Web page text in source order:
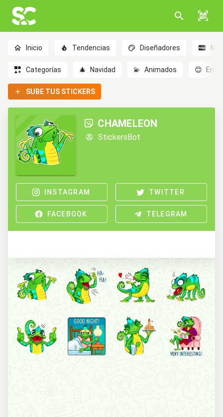
Inicio Tendencias Diseñadores
Categorías 🎄 Navidad 💫 Animados 😊
SUBE TUS STICKERS
CHAMELEON
StickersBot
INSTAGRAM TWITTER
FACEBOOK TELEGRAM